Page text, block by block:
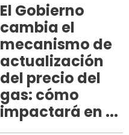
El Gobierno
cambia el
mecanismo de
actualización
del precio del
gas: cómo
impactará en ...